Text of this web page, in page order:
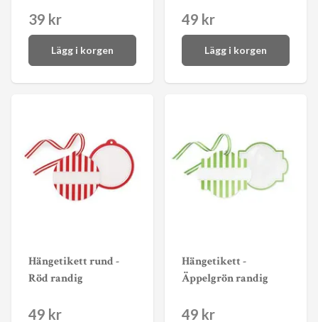
39 kr
Lägg i korgen
49 kr
Lägg i korgen
Hängetikett rund -
Röd randig
49 kr
Hängetikett -
Äppelgrön randig
49 kr